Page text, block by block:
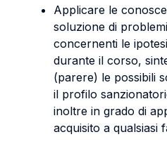
Applicare le
soluzione di
concernenti le
durante il corso,
(parere) le possibili
il profilo
inoltre in grado di
acquisito a qualsiasi